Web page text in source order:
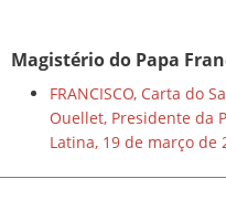
Magistério do Papa
FRANCISCO, Carta do
Ouellet, Presidente da
Latina, 19 de março de